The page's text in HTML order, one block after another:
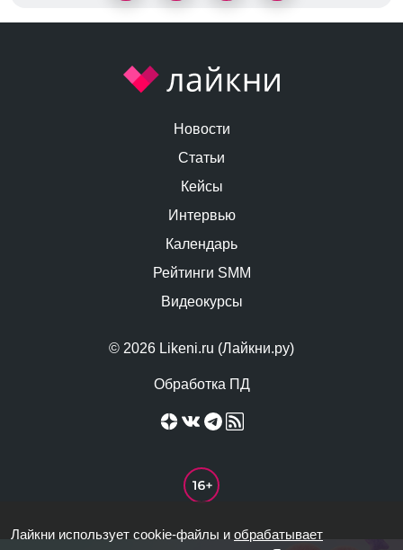
© 2026 Likeni.ru (Лайкни.ру)
Обработка ПД
Новости
Статьи
Кейсы
Интервью
Календарь
Рейтинги SMM
Видеокурсы
Лайкни использует cookie-файлы и обрабатывает